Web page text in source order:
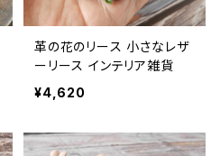
革の花のリース 小さなレザ
ーリース インテリア雑貨
¥4,620